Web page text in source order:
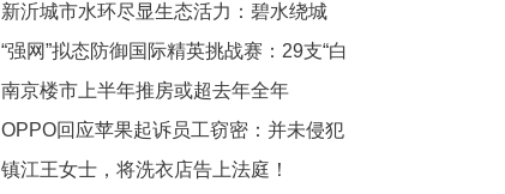
娃”们
新沂城市水环尽显生态活力：碧水绕城
绿荫满城
“强网”拟态防御国际精英挑战赛：29支“白
帽黑客”战队谁能突防？
南京楼市上半年推房或超去年全年
OPPO回应苹果起诉员工窃密：并未侵犯
苹果公司商业秘密，相信公正的司法审理
镇江王女士，将洗衣店告上法庭！